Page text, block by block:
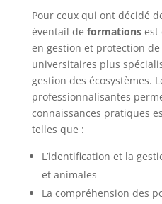
Pour ceux qui ont décidé
éventail de formationsest
en gestion et protection
universitaires plus
gestion des écosystèmes.
professionnalisantes
connaissances pratiques
telles que :
L’identification et la
et animales
La compréhension des